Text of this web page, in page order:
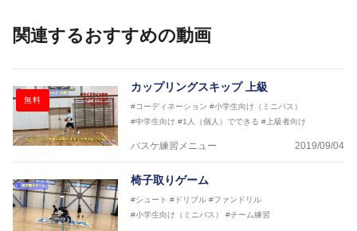
など多くの書籍・DVDも監修しています。
2016年U12ナショナルキャンプヘッドコーチ
2016年U13ナショナルキャンプヘッドコーチ
2016年男子日本代表サポートコーチ
2017年U12ナショナルキャンプヘッドコーチ
2017年U13ナショナルキャンプヘッドコーチ
リーコーチ
2018年U12ナショナルキャンプヘッドコーチ
2018年U13ナショナルキャンプヘッドコーチ
関連するおすすめの動画
無料
カップリングスキップ 上級
#コーディネーション #小学生向け（ミニバス）
#中学生向け #1人（個人）でできる #上級者向け
バスケ練習メニュー 2019/09/04
椅子取りゲーム
#シュート #ドリブル #ファンドリル
#小学生向け（ミニバス）
#チーム練習